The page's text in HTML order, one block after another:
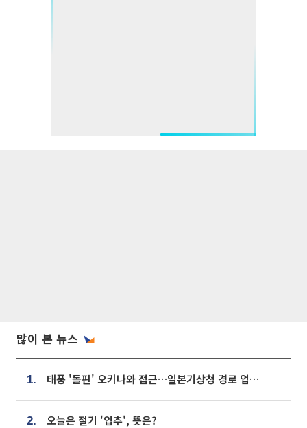
많이 본 뉴스
1. 태풍 '돌핀' 오키나와 접근…일본기상청 경로 업데이트
2. 오늘은 절기 '입추', 뜻은?